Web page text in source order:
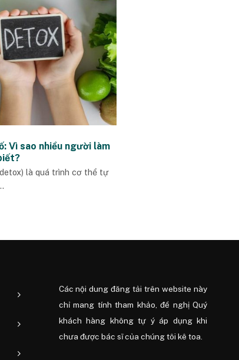
Vì sao nhiều người làm
là quá trình cơ thể tự
Các nội dung đăng tải trên website này
chỉ mang tính tham khảo, đề nghị Quý
khách hàng không tự ý áp dụng khi
chưa được bác sĩ của chúng tôi kê toa.